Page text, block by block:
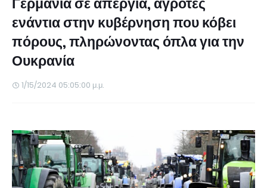
Γερμανία σε απεργία, αγρότες
ενάντια στην κυβέρνηση που κόβει
πόρους, πληρώνοντας όπλα για την
Ουκρανία
1/15/2024 05:05:00 μ.μ.